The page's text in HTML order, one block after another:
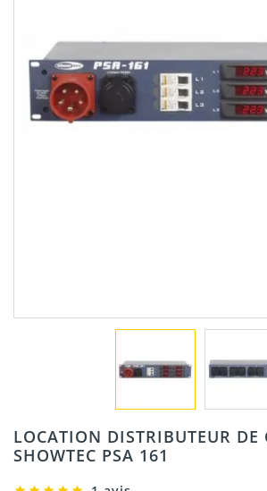
LOCATION DISTRIBUTEUR DE
SHOWTEC PSA 161